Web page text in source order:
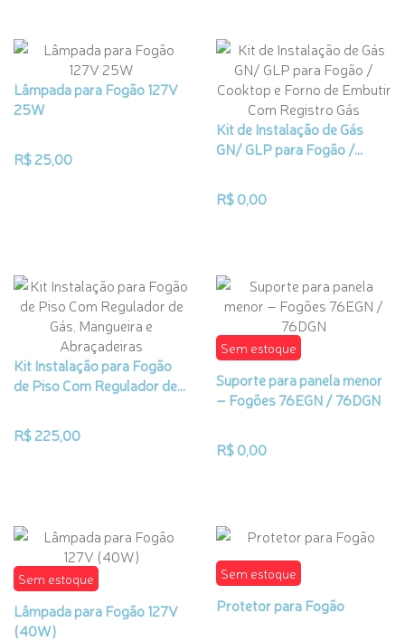
Lâmpada para Fogão 127V
25W
R$ 25,00
Kit de Instalação de Gás
GN/ GLP para Fogão /...
R$ 0,00
Kit Instalação para Fogão
de Piso Com Regulador de...
R$ 225,00
Sem estoque
Suporte para panela menor
– Fogões 76EGN / 76DGN
R$ 0,00
Sem estoque
Lâmpada para Fogão 127V
(40W)
Sem estoque
Protetor para Fogão